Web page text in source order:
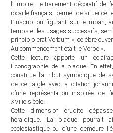
l’Empire. Le traitement décoratif de
rocaille français, permet de situer
L’inscription figurant sur le ruban,
temps et les usages successifs,
principio erat Verbum », célèbre
Au commencement était le Verbe ».
Cette lecture apporte un
l’iconographie de la plaque. En
constitue l’attribut symbolique de
de cet aigle avec la citation
d’une représentation inspirée de
XVIIIe siècle.
Cette dimension érudite
héraldique. La plaque pourrait
ecclésiastique ou d’une demeure